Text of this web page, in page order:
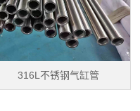
316L不锈钢气缸管